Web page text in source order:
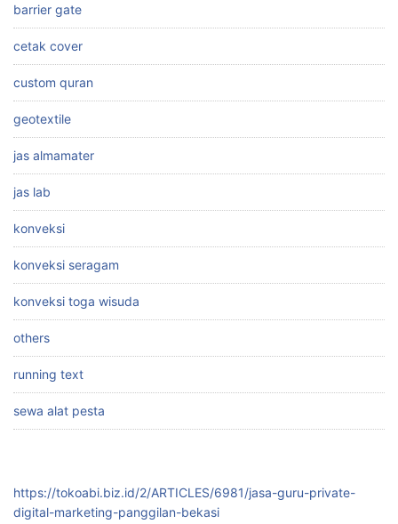
barrier gate
cetak cover
custom quran
geotextile
jas almamater
jas lab
konveksi
konveksi seragam
konveksi toga wisuda
others
running text
sewa alat pesta
https://tokoabi.biz.id/2/ARTICLES/6981/jasa-guru-private-
digital-marketing-panggilan-bekasi